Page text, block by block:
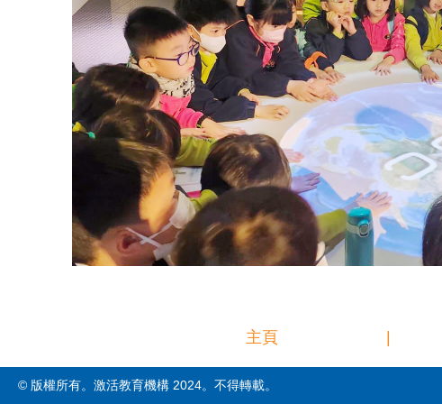
主頁 |
© 版權所有。激活教育機構 2024。不得轉載。